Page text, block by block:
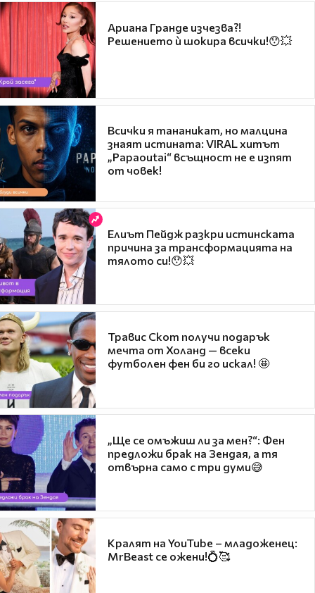
Ариана Гранде изчезва?!
Решението ѝ шокира всички!😯💥
Всички я тананикат, но малцина
знаят истината: VIRAL хитът
„Papaoutai“ всъщност не е изпят
от човек!
Елиът Пейдж разкри истинската
причина за трансформацията на
тялото си!😯💥
Травис Скот получи подарък
мечта от Холанд — всеки
футболен фен би го искал! 🤩
„Ще се омъжиш ли за мен?“: Фен
предложи брак на Зендая, а тя
отвърна само с три думи😅
Кралят на YouTube – младоженец:
MrBeast се ожени!💍🥰